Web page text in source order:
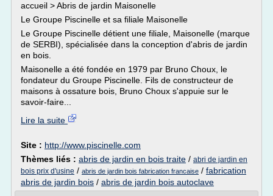
accueil > Abris de jardin Maisonelle
Le Groupe Piscinelle et sa filiale Maisonelle
Le Groupe Piscinelle détient une filiale, Maisonelle (marque
de SERBI), spécialisée dans la conception d'abris de jardin
en bois.
Maisonelle a été fondée en 1979 par Bruno Choux, le
fondateur du Groupe Piscinelle. Fils de constructeur de
maisons à ossature bois, Bruno Choux s'appuie sur le
savoir-faire...
Lire la suite
Site : http://www.piscinelle.com
Thèmes liés : abris de jardin en bois traite / abri de jardin en
bois prix d'usine / abris de jardin bois fabrication francaise / fabrication
abris de jardin bois / abris de jardin bois autoclave